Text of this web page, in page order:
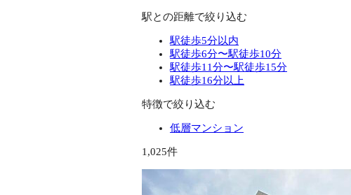
駅との距離で絞り込む
駅徒歩5分以内
駅徒歩6分〜駅徒歩10分
駅徒歩11分〜駅徒歩15分
駅徒歩16分以上
特徴で絞り込む
低層マンション
1,025件